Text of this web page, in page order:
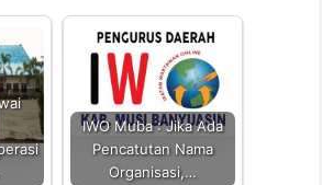
Li
n
k
IWO Muba : Jika Ada
Pencatutan Nama
Organisasi,…